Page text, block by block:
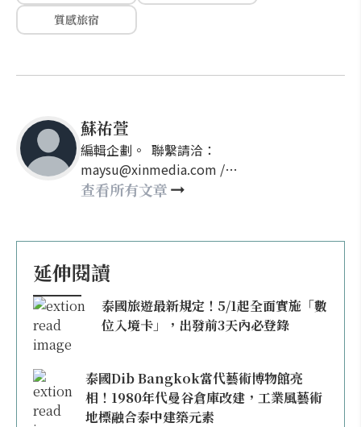
質感旅宿
蘇祐萱
編輯企劃。 聯繫請洽：
maysu@xinmedia.com /
may860527@gmail.com
查看所有文章
延伸閱讀
泰國旅遊最新規定！5/1起全面實施「數
位入境卡」，出發前3天內必登錄
泰國Dib Bangkok當代藝術博物館亮
相！1980年代曼谷倉庫改建，工業風藝術
地標融合泰中建築元素